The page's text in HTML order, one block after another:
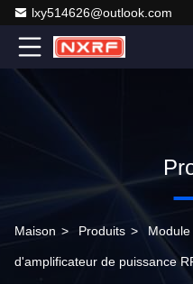
lxy514626@outlook.com
Maison > Produits >
d'amplificateur de puissance